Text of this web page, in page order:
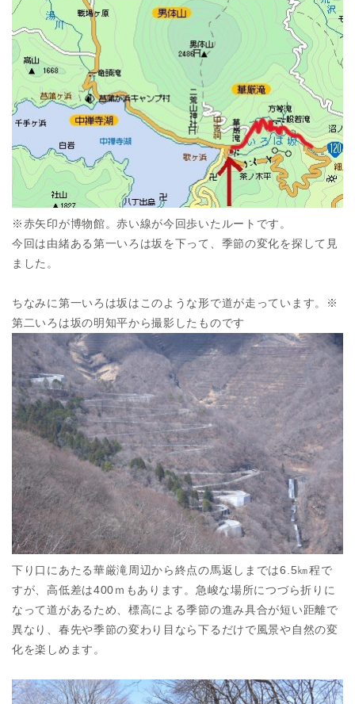
※赤矢印が博物館。赤い線が今回歩いたルートです。
今回は由緒ある第一いろは坂を下って、季節の変化を探して見
ました。
ちなみに第一いろは坂はこのような形で道が走っています。※
第二いろは坂の明知平から撮影したものです
下り口にあたる華厳滝周辺から終点の馬返しまでは6.5㎞程で
すが、高低差は400ｍもあります。急峻な場所につづら折りに
なって道があるため、標高による季節の進み具合が短い距離で
異なり、春先や季節の変わり目なら下るだけで風景や自然の変
化を楽しめます。